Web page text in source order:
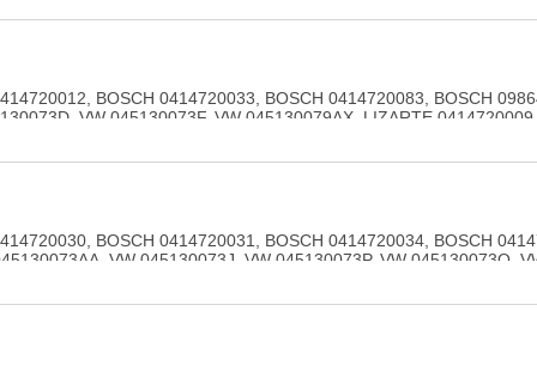
BOSCH 0414720033, BOSCH 0414720083, BOSCH
VW 045130073F, VW 045130079AX, LIZARTE
BOSCH 0414720031, BOSCH 0414720034, BOSCH
VW 045130073J, VW 045130073P, VW 045130073Q,